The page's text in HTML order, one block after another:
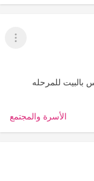
عرض
بالبيت للمرحله
الأسرة والمجتمع